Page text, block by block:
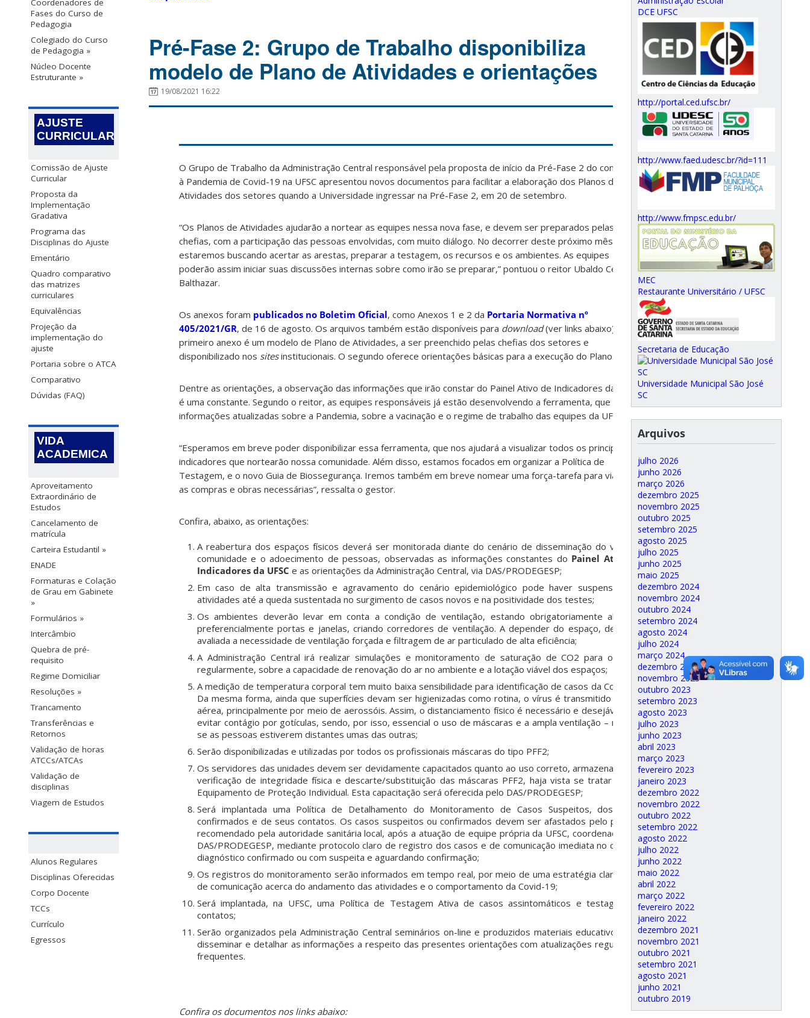
Coordenadores de
Fases do Curso de
Pedagogia
Colegiado do Curso
de Pedagogia »
Núcleo Docente
Estruturante »
AJUSTE
CURRICULAR
Comissão de Ajuste
Curricular
Proposta da
Implementação
Gradativa
Programa das
Disciplinas do Ajuste
Ementário
Quadro comparativo
das matrizes
curriculares
Equivalências
Projeção da
implementação do
ajuste
Portaria sobre o ATCA
Comparativo
Dúvidas (FAQ)
VIDA
ACADEMICA
Aproveitamento
Extraordinário de
Estudos
Cancelamento de
matrícula
Carteira Estudantil »
ENADE
Formaturas e Colação
de Grau em Gabinete
»
Formulários »
Intercâmbio
Quebra de pré-
requisito
Regime Domiciliar
Resoluções »
Trancamento
Transferências e
Retornos
Validação de horas
ATCCs/ATCAs
Validação de
disciplinas
Viagem de Estudos
Alunos Regulares
Disciplinas Oferecidas
Corpo Docente
TCCs
Currículo
Egressos
Pré-Fase 2: Grupo de Trabalho disponibiliza
modelo de Plano de Atividades e orientações
19/08/2021 16:22
O Grupo de Trabalho da Administração Central responsável pela proposta de início da Pré-Fase 2 do combate
à Pandemia de Covid-19 na UFSC apresentou novos documentos para facilitar a elaboração dos Planos de
Atividades dos setores quando a Universidade ingressar na Pré-Fase 2, em 20 de setembro.
“Os Planos de Atividades ajudarão a nortear as equipes nessa nova fase, e devem ser preparados pelas
chefias, com a participação das pessoas envolvidas, com muito diálogo. No decorrer deste próximo mês,
estaremos buscando acertar as arestas, preparar a testagem, os recursos e os ambientes. As equipes
poderão assim iniciar suas discussões internas sobre como irão se preparar,” pontuou o reitor Ubaldo Cesar
Balthazar.
Os anexos foram publicados no Boletim Oficial, como Anexos 1 e 2 da Portaria Normativa nº
405/2021/GR, de 16 de agosto. Os arquivos também estão disponíveis para download(ver links abaixo). O
primeiro anexo é um modelo de Plano de Atividades, a ser preenchido pelas chefias dos setores e
disponibilizado nos sitesinstitucionais. O segundo oferece orientações básicas para a execução do Plano.
Dentre as orientações, a observação das informações que irão constar do Painel Ativo de Indicadores da UFSC
é uma constante. Segundo o reitor, as equipes responsáveis já estão desenvolvendo a ferramenta, que trará
informações atualizadas sobre a Pandemia, sobre a vacinação e o regime de trabalho das equipes da UFSC.
“Esperamos em breve poder disponibilizar essa ferramenta, que nos ajudará a visualizar todos os principais
indicadores que nortearão nossa comunidade. Além disso, estamos focados em organizar a Política de
Testagem, e o novo Guia de Biossegurança. Iremos também em breve nomear uma força-tarefa para viabilizar
as compras e obras necessárias”, ressalta o gestor.
Confira, abaixo, as orientações:
A reabertura dos espaços físicos deverá ser monitorada diante do cenário de disseminação do vírus na
comunidade e o adoecimento de pessoas, observadas as informações constantes do Painel Ativo de
Indicadores da UFSC e as orientações da Administração Central, via DAS/PRODEGESP;
Em caso de alta transmissão e agravamento do cenário epidemiológico pode haver suspensão das
atividades até a queda sustentada no surgimento de casos novos e na positividade dos testes;
Os ambientes deverão levar em conta a condição de ventilação, estando obrigatoriamente abertos,
preferencialmente portas e janelas, criando corredores de ventilação. A depender do espaço, deve ser
avaliada a necessidade de ventilação forçada e filtragem de ar particulado de alta eficiência;
A Administração Central irá realizar simulações e monitoramento de saturação de CO2 para orientar,
regularmente, sobre a capacidade de renovação do ar no ambiente e a lotação viável dos espaços;
A medição de temperatura corporal tem muito baixa sensibilidade para identificação de casos da Covid-19.
Da mesma forma, ainda que superfícies devam ser higienizadas como rotina, o vírus é transmitido por via
aérea, principalmente por meio de aerossóis. Assim, o distanciamento físico é necessário e desejável para
evitar contágio por gotículas, sendo, por isso, essencial o uso de máscaras e a ampla ventilação – mesmo
se as pessoas estiverem distantes umas das outras;
Serão disponibilizadas e utilizadas por todos os profissionais máscaras do tipo PFF2;
Os servidores das unidades devem ser devidamente capacitados quanto ao uso correto, armazenamento,
verificação de integridade física e descarte/substituição das máscaras PFF2, haja vista se tratar de um
Equipamento de Proteção Individual. Esta capacitação será oferecida pelo DAS/PRODEGESP;
Será implantada uma Política de Detalhamento do Monitoramento de Casos Suspeitos, dos casos
confirmados e de seus contatos. Os casos suspeitos ou confirmados devem ser afastados pelo período
recomendado pela autoridade sanitária local, após a atuação de equipe própria da UFSC, coordenada pelo
DAS/PRODEGESP, mediante protocolo claro de registro dos casos e de comunicação imediata no caso de
diagnóstico confirmado ou com suspeita e aguardando confirmação;
Os registros do monitoramento serão informados em tempo real, por meio de uma estratégia clara e ágil
de comunicação acerca do andamento das atividades e o comportamento da Covid-19;
Será implantada, na UFSC, uma Política de Testagem Ativa de casos assintomáticos e testagem de
contatos;
Serão organizados pela Administração Central seminários on-line e produzidos materiais educativos para
disseminar e detalhar as informações a respeito das presentes orientações com atualizações regulares e
frequentes.
Confira os documentos nos links abaixo:
DCE UFSC
http://portal.ced.ufsc.br/
http://www.faed.udesc.br/?id=111
http://www.fmpsc.edu.br/
MEC
Restaurante Universitário / UFSC
Secretaria de Educação
Universidade Municipal São José
SC
Arquivos
julho 2026
junho 2026
março 2026
dezembro 2025
novembro 2025
outubro 2025
setembro 2025
agosto 2025
julho 2025
junho 2025
maio 2025
dezembro 2024
novembro 2024
outubro 2024
setembro 2024
agosto 2024
julho 2024
março 2024
dezembro 2023
novembro 2023
outubro 2023
setembro 2023
agosto 2023
julho 2023
junho 2023
abril 2023
março 2023
fevereiro 2023
janeiro 2023
dezembro 2022
novembro 2022
outubro 2022
setembro 2022
agosto 2022
julho 2022
junho 2022
maio 2022
abril 2022
março 2022
fevereiro 2022
janeiro 2022
dezembro 2021
novembro 2021
outubro 2021
setembro 2021
agosto 2021
junho 2021
outubro 2019